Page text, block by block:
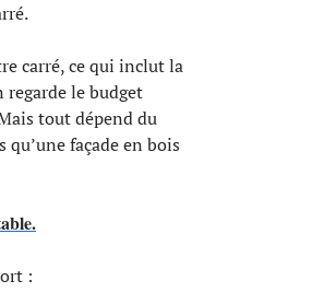
carré, ce qui inclut la
le budget
tout dépend du
façade en bois
: